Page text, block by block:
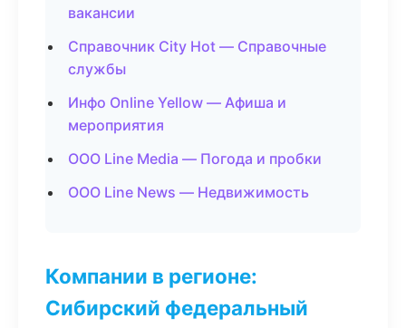
вакансии
Справочник City Hot — Справочные
службы
Инфо Online Yellow — Афиша и
мероприятия
ООО Line Media — Погода и пробки
ООО Line News — Недвижимость
Компании в регионе:
Сибирский федеральный